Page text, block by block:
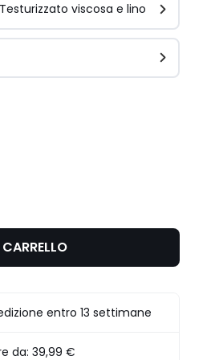
Testurizzato viscosa e lino
entro 13 settimane
da:39,99 €